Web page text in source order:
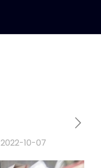
2022-10-07